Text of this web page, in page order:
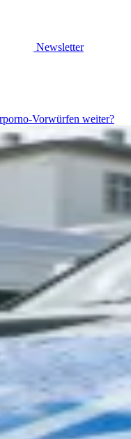
Newsletter
Vorwürfen weiter?